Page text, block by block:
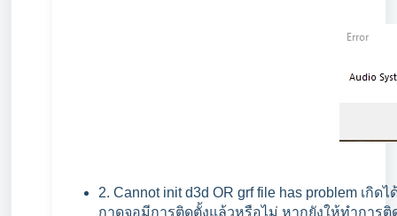
2. Cannot init d3d OR grf file has problem เกิ
กาดจอมีการติดตั้งแล้วหรือไม่ หากยังให้ทำการ